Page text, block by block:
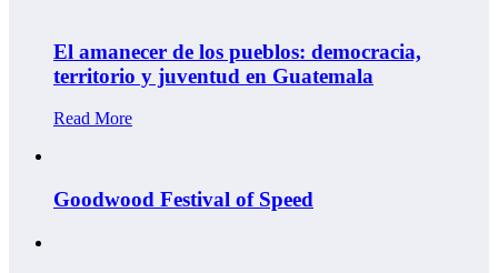
El amanecer de los pueblos: democracia,
territorio y juventud en Guatemala
Read More
Goodwood Festival of Speed